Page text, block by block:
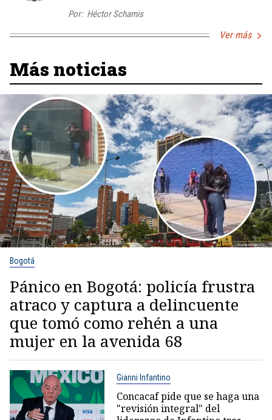
Por: Héctor Schamis
Ver más
Más noticias
Bogotá
Pánico en Bogotá: policía frustra
atraco y captura a delincuente
que tomó como rehén a una
mujer en la avenida 68
Gianni Infantino
Concacaf pide que se haga una
"revisión integral" del